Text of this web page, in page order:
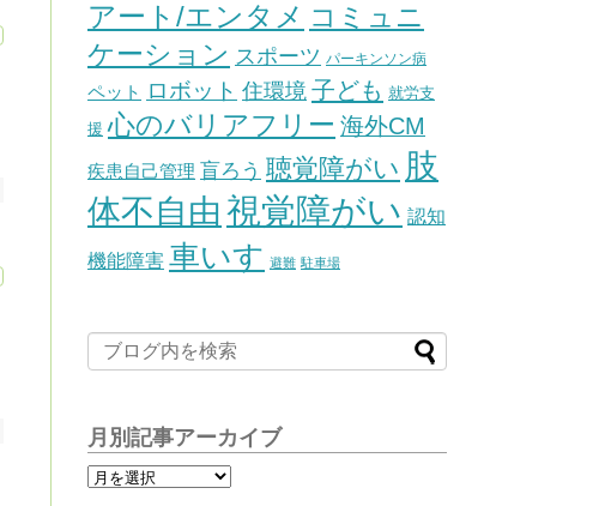
アート/エンタメ コミュニ
ケーション スポーツ パーキンソン病
ペット ロボット 住環境 子ども 就労支
援 心のバリアフリー 海外CM
疾患自己管理 盲ろう 聴覚障がい 肢
体不自由視覚障がい 認知
機能障害 車いす 避難 駐車場
月別記事アーカイブ
月